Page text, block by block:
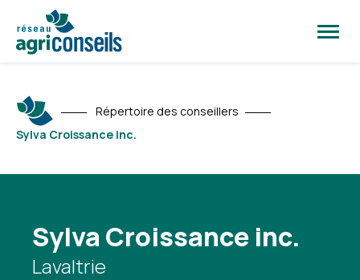
la
Répertoire des conseillers
Sylva Croissance inc.
Sylva Croissance inc.
Lavaltrie